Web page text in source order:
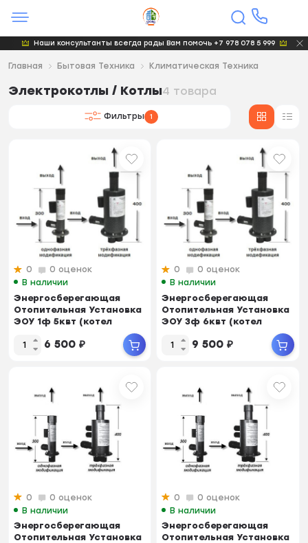
Наши консультанты всегда рады Вам помочь +7 978 078 5 999
Главная Бытовая Техника Климатическая Техника
Электрокотлы / Котлы4 товара
Фильтры 1
0
0 оценок
В наличии
Энергосберегающая
Отопительная Установка
ЭОУ 1ф 5квт (котел
6 500 ₽
0
0 оценок
В наличии
Энергосберегающая
Отопительная Установка
ЭОУ 3ф 6квт (котел
9 500 ₽
0
0 оценок
В наличии
Энергосберегающая
Отопительная Установка
0
0 оценок
В наличии
Энергосберегающая
Отопительная Установка